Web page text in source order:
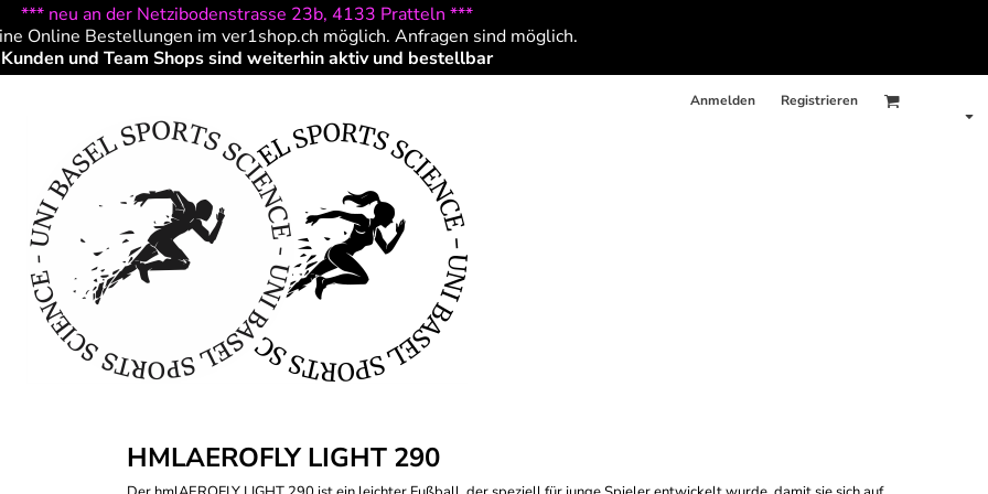
*** neu an der Netzibodenstrasse 23b, 4133 Pratteln ***
Online Bestellungen im ver1shop.ch möglich. Anfragen sind möglich.
Kunden und Team Shops sind weiterhin aktiv und bestellbar
Anmelden Registrieren
HMLAEROFLY LIGHT 290